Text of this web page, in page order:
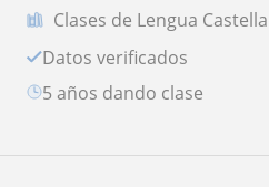
Clases de Lengua
Datos verificados
5 años dando clase